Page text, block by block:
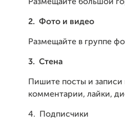
Размещайте большой
2. Фото и видео
Размещайте в группе
3. Стена
Пишите посты и
комментарии, лайки,
4. Подписчики